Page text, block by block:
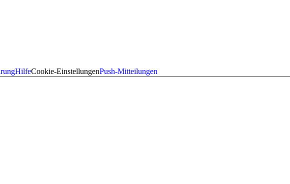
HilfeCookie-EinstellungenPush-Mitteilungen